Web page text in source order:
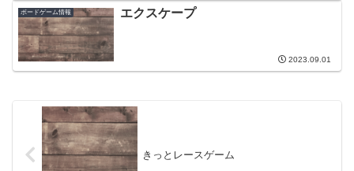
ボードゲーム情報 エクスケープ
2023.09.01
きっとレースゲーム